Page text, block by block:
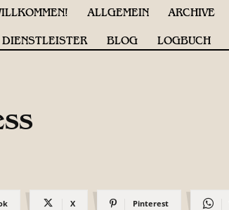
ALLGEMEIN ARCHIVE
DIENSTLEISTER BLOG LOGBUCH
X Pinterest